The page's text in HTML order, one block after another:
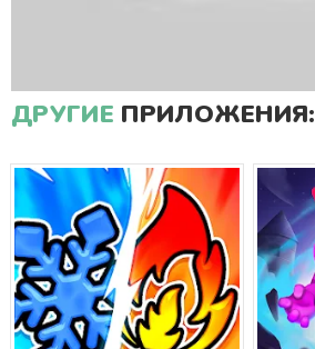
ДРУГИЕ ПРИЛОЖЕНИЯ: